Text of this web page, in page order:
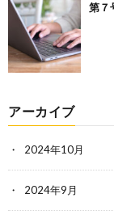
第７
アーカイブ
2024年10月
2024年9月